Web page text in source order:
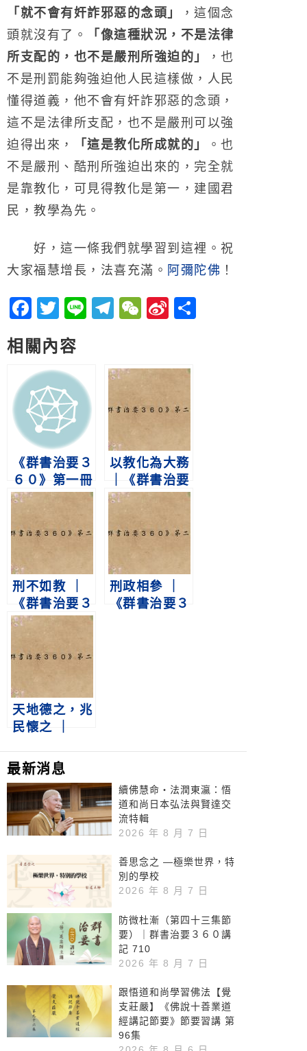
「就不會有奸詐邪惡的念頭」
，這個念
頭就沒有了。
「像這種狀況，不是法律
所支配的，也不是嚴刑所強迫的」
，也
不是刑罰能夠強迫他人民這樣做，人民
懂得道義，他不會有奸詐邪惡的念頭，
這不是法律所支配，也不是嚴刑可以強
迫得出來，
「這是教化所成就的」
。也
不是嚴刑、酷刑所強迫出來的，完全就
是靠教化，可見得教化是第一，建國君
民，教學為先。
好，這一條我們就學習到這裡。祝
大家福慧增長，法喜充滿。 阿彌陀佛 ！
Facebook
Twitter
LineTelegram
WeChat
Sina
相關內容
《群書治要３
６０》第一冊
第273集｜ 必
也使無訟乎
以教化為大務
｜《群書治要
３６０》第二
冊 第227集
刑不如教 ｜
《群書治要３
６０》第二冊
第232集
刑政相參 ｜
《群書治要３
天地德之，兆
民懷之 ｜
６０》第二冊
第239集
最新消息
續佛慧命‧法潤東瀛：悟
道和尚日本弘法與賢達交
流特輯
2026 年 8 月 7 日
善思念之 —極樂世界，特
別的學校
2026 年 8 月 7 日
防微杜漸（第四十三集節
要）｜群書治要３６０講
記 710
2026 年 8 月 7 日
跟悟道和尚學習佛法【覺
支莊嚴】《佛說十善業道
經講記節要》節要習講 第
96集